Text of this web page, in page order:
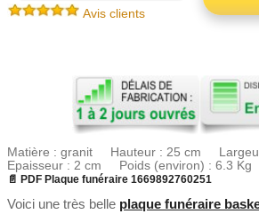
Avis clients
Matière : granit Hauteur : 25 cm
Epaisseur : 2 cm Poids (environ) : 6.3 Kg
📄 PDF Plaque funéraire 1669892760251
Voici une très belle plaque funéraire